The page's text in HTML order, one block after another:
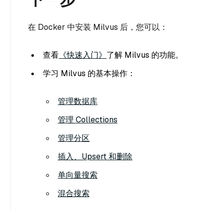
在 Docker 中安装 Milvus 后，您可以：
查看 《快速入门》 了解 Milvus 的功能。
学习 Milvus 的基本操作：
管理数据库
管理 Collections
管理分区
插入、Upsert 和删除
单向量搜索
混合搜索